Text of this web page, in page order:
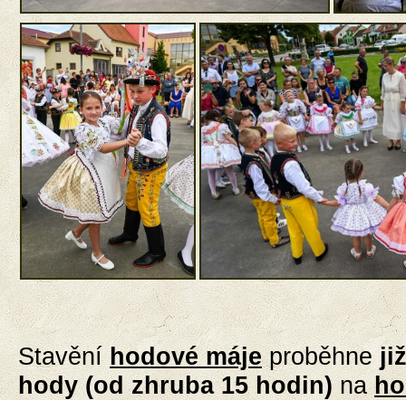
Stavěníhodové májeproběhne
hody (od zhruba 15 hodin)na